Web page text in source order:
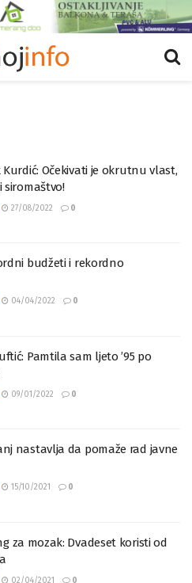
Kurdić: Očekivati je okrutnu vlast,
siromaštvo!
27/08/2022 0
budžeti i rekordno
04/04/2022 0
Pamtila sam ljeto ’95 po
09/01/2022 0
nastavlja da pomaže rad javne
15/10/2021 0
za mozak: Dvadeset koristi od
02/04/2021 0